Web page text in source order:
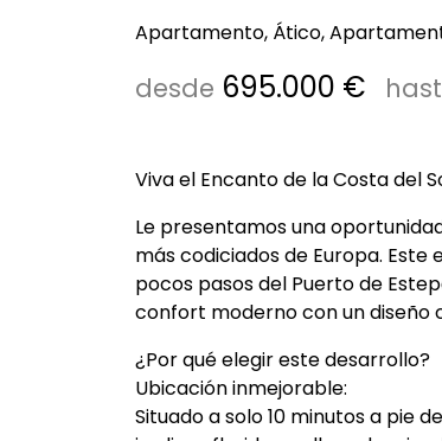
Apartamento, Ático,
desde 695.000 €
Viva el Encanto de la Costa del
Le presentamos una
más codiciados de Europa.
pocos pasos del Puerto de
confort moderno con un diseño
¿Por qué elegir este desarrollo?
Ubicación inmejorable:
Situado a solo 10 minutos a pie